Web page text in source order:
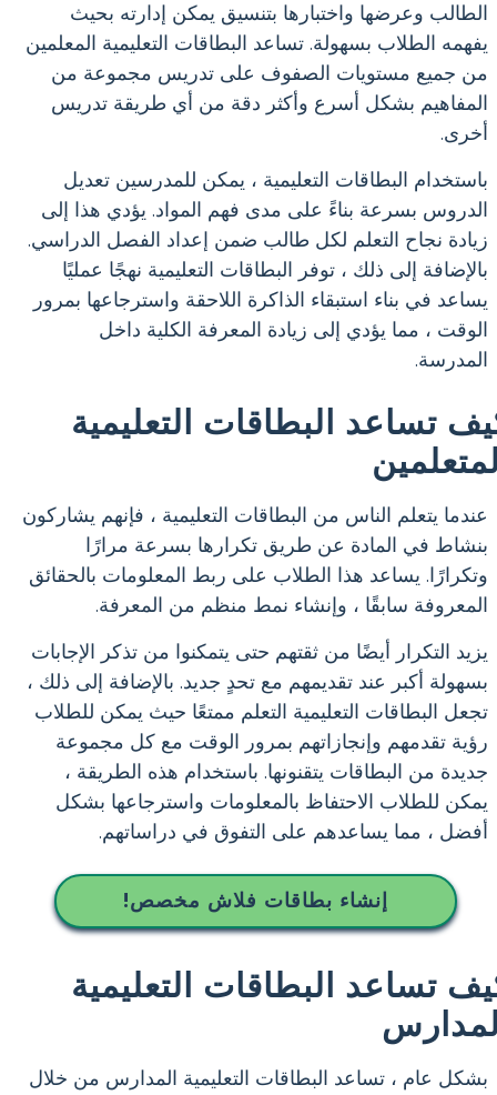
الطالب وعرضها واختبارها بتنسيق يمكن إدارته بحيث
يفهمه الطلاب بسهولة. تساعد البطاقات التعليمية المعلمين
من جميع مستويات الصفوف على تدريس مجموعة من
المفاهيم بشكل أسرع وأكثر دقة من أي طريقة تدريس
أخرى.
باستخدام البطاقات التعليمية ، يمكن للمدرسين تعديل
الدروس بسرعة بناءً على مدى فهم المواد. يؤدي هذا إلى
زيادة نجاح التعلم لكل طالب ضمن إعداد الفصل الدراسي.
بالإضافة إلى ذلك ، توفر البطاقات التعليمية نهجًا عمليًا
يساعد في بناء استبقاء الذاكرة اللاحقة واسترجاعها بمرور
الوقت ، مما يؤدي إلى زيادة المعرفة الكلية داخل
المدرسة.
تساعد البطاقات التعليمية
عندما يتعلم الناس من البطاقات التعليمية ، فإنهم يشاركون
بنشاط في المادة عن طريق تكرارها بسرعة مرارًا
وتكرارًا. يساعد هذا الطلاب على ربط المعلومات بالحقائق
المعروفة سابقًا ، وإنشاء نمط منظم من المعرفة.
يزيد التكرار أيضًا من ثقتهم حتى يتمكنوا من تذكر الإجابات
بسهولة أكبر عند تقديمهم مع تحدٍ جديد. بالإضافة إلى ذلك ،
تجعل البطاقات التعليمية التعلم ممتعًا حيث يمكن للطلاب
رؤية تقدمهم وإنجازاتهم بمرور الوقت مع كل مجموعة
جديدة من البطاقات يتقنونها. باستخدام هذه الطريقة ،
يمكن للطلاب الاحتفاظ بالمعلومات واسترجاعها بشكل
أفضل ، مما يساعدهم على التفوق في دراساتهم.
إنشاء بطاقات فلاش مخصص!
تساعد البطاقات التعليمية
بشكل عام ، تساعد البطاقات التعليمية المدارس من خلال